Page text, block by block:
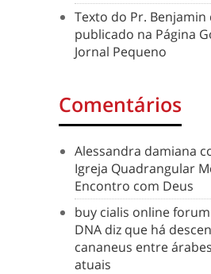
Texto do Pr. Benjamin
publicado na Página
Jornal Pequeno
Comentários
Alessandra damiana
Igreja Quadrangular
Encontro com Deus
buy cialis online forum
DNA diz que há
cananeus entre
atuais